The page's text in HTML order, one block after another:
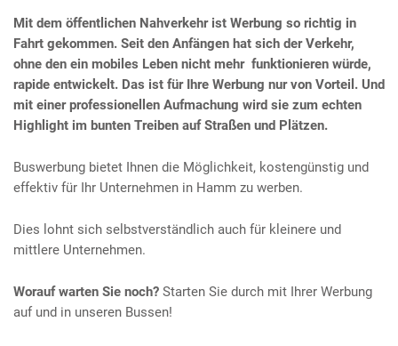
Mit dem öffentlichen Nahverkehr ist Werbung so richtig in
Fahrt gekommen. Seit den Anfängen hat sich der Verkehr,
ohne den ein mobiles Leben nicht mehr funktionieren würde,
rapide entwickelt. Das ist für Ihre Werbung nur von Vorteil. Und
mit einer professionellen Aufmachung wird sie zum echten
Highlight im bunten Treiben auf Straßen und Plätzen.
Buswerbung bietet Ihnen die Möglichkeit, kostengünstig und
effektiv für Ihr Unternehmen in Hamm zu werben.
Dies lohnt sich selbstverständlich auch für kleinere und
mittlere Unternehmen.
Worauf warten Sie noch? Starten Sie durch mit Ihrer Werbung
auf und in unseren Bussen!